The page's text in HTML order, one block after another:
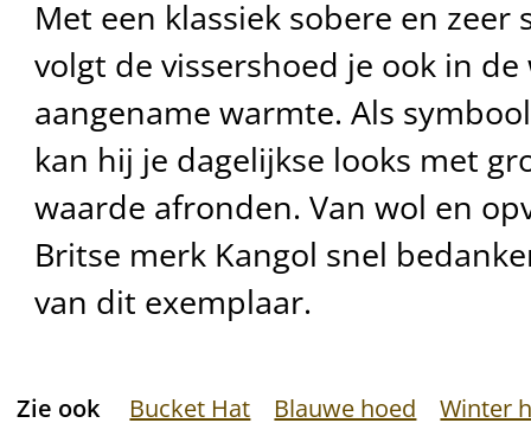
Met een klassiek sobere en zeer
volgt de vissershoed je ook in
aangename warmte. Als
kan hij je dagelijkse looks met
waarde afronden. Van wol en
Britse merk Kangol snel
van dit exemplaar.
Zie ook Bucket Hat Blauwe hoed Winter